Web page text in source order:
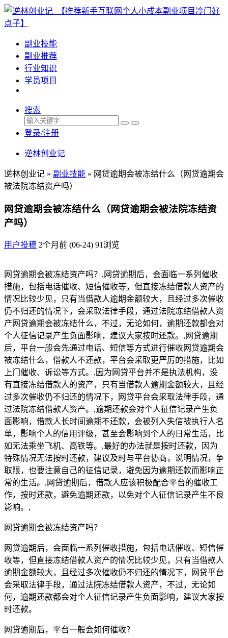
副业技能
副业推荐
行业知识
学员项目
搜索
登录/注册
逆林创业记
逆林创业记 » 副业技能 » 网贷逾期会被冻结什么（网贷逾期会
被法院冻结资产吗）
网贷逾期会被冻结什么（网贷逾期会被法院冻结资
产吗）
用户投稿 2个月前 (06-24) 91浏览
网贷逾期会被冻结资产吗？,网贷逾期后，会面临一系列催收
措施，包括电话催收、短信催收等，但直接冻结借款人资产的
情况比较少见，只有当借款人逾期金额较大，且经过多次催收
仍不归还的情况下，会采取法律手段，通过法院冻结借款人资
产网贷逾期会被冻结什么，不过，无论如何，逾期还款都会对
个人征信记录产生负面影响，建议大家按时还款。,网贷逾期
后，平台一般会先通过电话、短信等方式进行催收网贷逾期会
被冻结什么，借款人不还款，平台会采取更严厉的措施，比如
上门催收、诉讼等方式。,因为网贷平台并不是执法机构，没
有直接冻结借款人的资产，只有当借款人逾期金额较大，且经
过多次催收仍不归还的情况下，网贷平台会采取法律手段，通
过法院冻结借款人资产。,逾期还款会对个人征信记录产生负
面影响，借款人长时间逾期不还款，会被列入失信被执行人名
单，影响个人的信用评级，甚至会影响到个人的日常生活，比
如无法乘坐飞机、高铁等。,最好的办法就是按时还款，因为
特殊情况无法按时还款，建议及时与平台协商，说明情况，争
取限，也要注意自己的征信记录，避免因为逾期还款而影响正
常的生活。,网贷逾期后，借款人应该积极配合平台的催收工
作，按时还款，避免逾期还款，以免对个人征信记录产生不良
影响。,
网贷逾期会被冻结资产吗？
网贷逾期后，会面临一系列催收措施，包括电话催收、短信催
收等，但直接冻结借款人资产的情况比较少见，只有当借款人
逾期金额较大，且经过多次催收仍不归还的情况下，网贷平台
会采取法律手段，通过法院冻结借款人资产，不过，无论如
何，逾期还款都会对个人征信记录产生负面影响，建议大家按
时还款。
网贷逾期后，平台一般会如何催收？